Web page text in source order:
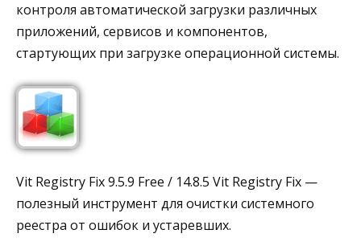
контроля автоматической загрузки различных
приложений, сервисов и компонентов,
стартующих при загрузке операционной системы.
Vit Registry Fix 9.5.9 Free / 14.8.5 Vit Registry Fix —
полезный инструмент для очистки системного
реестра от ошибок и устаревших.